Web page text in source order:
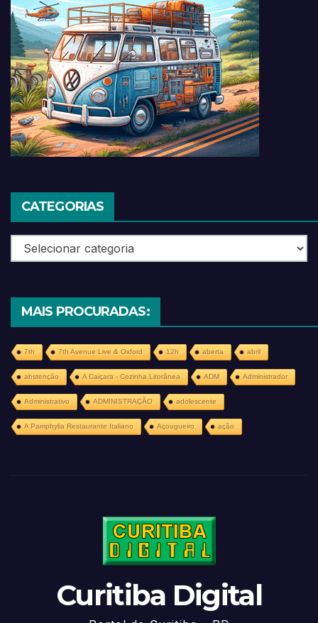
CATEGORIAS
Categorias
MAIS PROCURADAS:
7th 7th Avenue Live & Oxford 12h aberta abril
abstenção A Caiçara - Cozinha Litorânea ADM Administrador
Administrativo ADMINISTRAÇÃO adolescente
A Pamphylia Restaurante Italiano Açougueiro ação
Curitiba Digital